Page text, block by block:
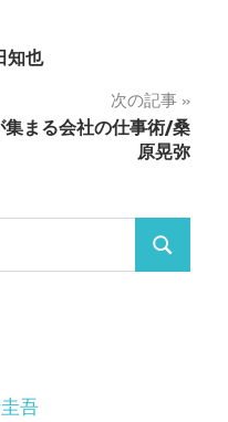
知也
次の記事
集まる会社の仕事術/桑
原晃弥
検
吾